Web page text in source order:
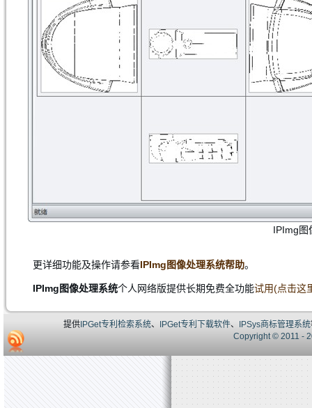
IPImg图
更详细功能及操作请参看IPImg图像处理系统帮助。
IPImg图像处理系统个人网络版提供长期免费全功能试用(点击这
提供IPGet专利检索系统、 IPGet专利下载软件、 IPSys商标管理系统
Copyright © 2011 -